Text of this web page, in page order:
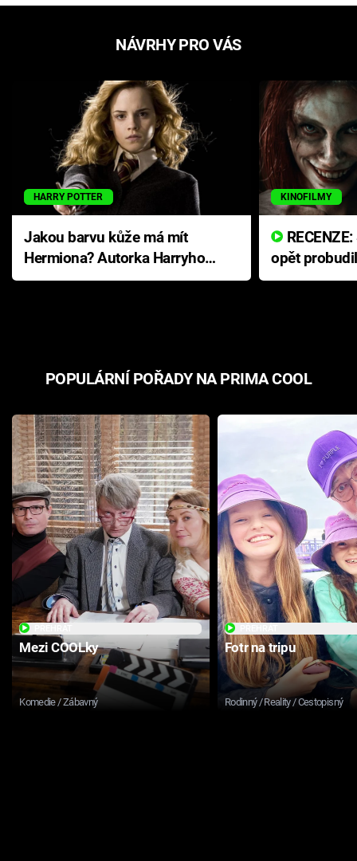
NÁVRHY PRO VÁS
HARRY POTTER
Jakou barvu kůže má mít
Hermiona? Autorka Harryho
Pottera přišla s ráznou
KINOFILMY
opět
přichází s
POPULÁRNÍ POŘADY NA PRIMA COOL
Mezi COOLky
Komedie / Zábavný
Fotr na tripu
Rodinný / Reality / Cestopisný